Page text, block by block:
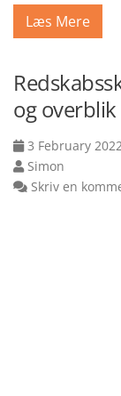
Læs Mere
og overblik
3 February
Simon
Skriv en